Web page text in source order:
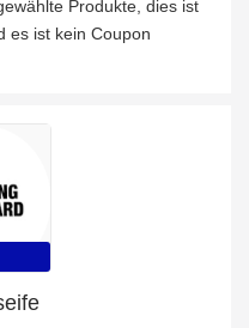
Produkte, dies ist
es ist kein Coupon